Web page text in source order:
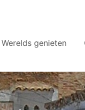
Werelds genieten